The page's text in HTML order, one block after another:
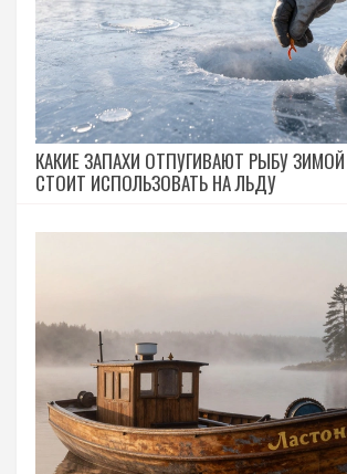
КАКИЕ ЗАПАХИ ОТПУГИВАЮТ РЫБУ
СТОИТ ИСПОЛЬЗОВАТЬ НА ЛЬДУ